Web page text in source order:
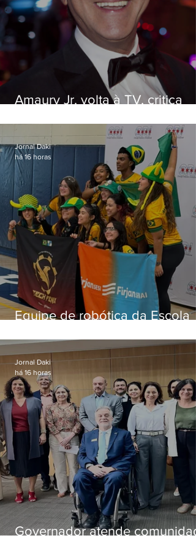
Amaury Jr. volta à TV, critica
viraram colunistas de si
Equipe de robótica da Escola
prêmio internacional nos EUA
Jornal Daki
há 16 horas
Governador atende
Jornal Daki
há 16 horas